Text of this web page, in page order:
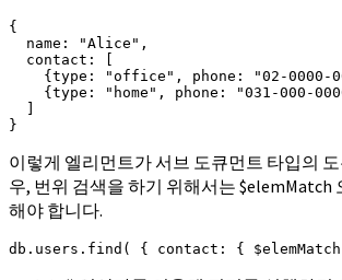
{
  name: "Alice",
  contact: [
{type: "office", phone: "02-0000-
{type: "home", phone: "031-000-
  ]
}
이렇게 엘리먼트가 서브 도큐먼트 타입의
우, 번위 검색을 하기 위해서는 $elemMatch
해야 합니다.
db.users.find( { contact: {